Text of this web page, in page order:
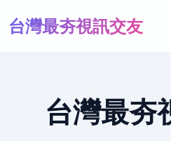
台灣最夯視訊交友
台灣最夯